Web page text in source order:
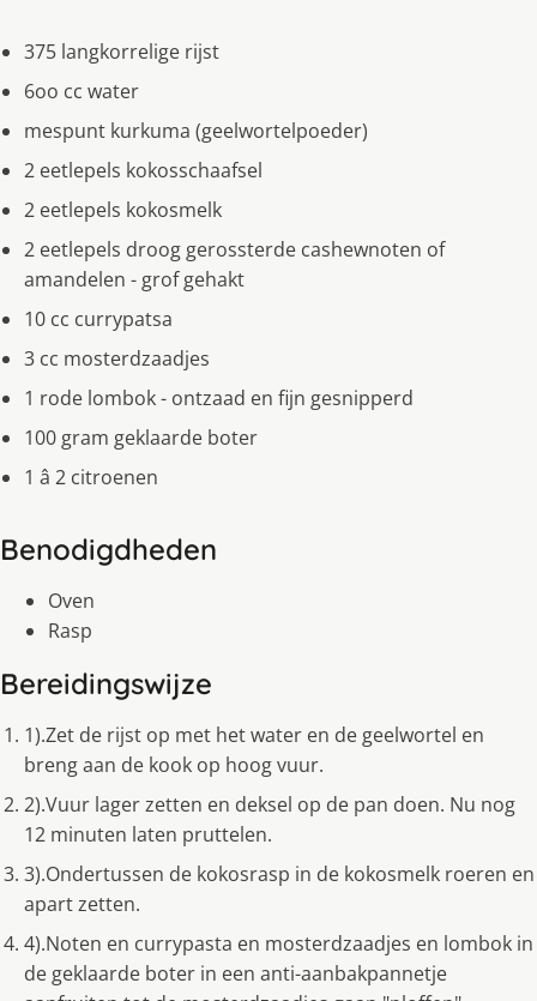
375 langkorrelige rijst
6oo cc water
mespunt kurkuma (geelwortelpoeder)
2 eetlepels kokosschaafsel
2 eetlepels kokosmelk
2 eetlepels droog gerossterde cashewnoten of
amandelen - grof gehakt
10 cc currypatsa
3 cc mosterdzaadjes
1 rode lombok - ontzaad en fijn gesnipperd
100 gram geklaarde boter
1 â 2 citroenen
Benodigdheden
Oven
Rasp
Bereidingswijze
1).Zet de rijst op met het water en de geelwortel en
breng aan de kook op hoog vuur.
2).Vuur lager zetten en deksel op de pan doen. Nu nog
12 minuten laten pruttelen.
3).Ondertussen de kokosrasp in de kokosmelk roeren en
apart zetten.
4).Noten en currypasta en mosterdzaadjes en lombok in
de geklaarde boter in een anti-aanbakpannetje